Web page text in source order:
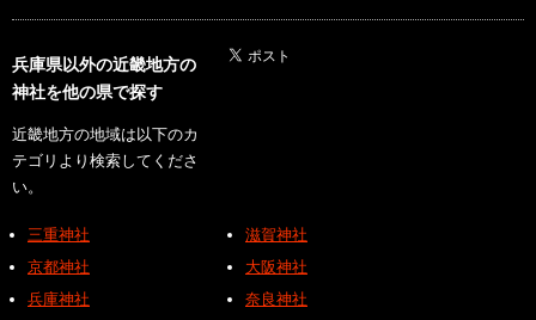
兵庫県以外の近畿地方の
神社を他の県で探す
近畿地方の地域は以下のカ
テゴリより検索してくださ
い。
三重神社
滋賀神社
京都神社
大阪神社
兵庫神社
奈良神社